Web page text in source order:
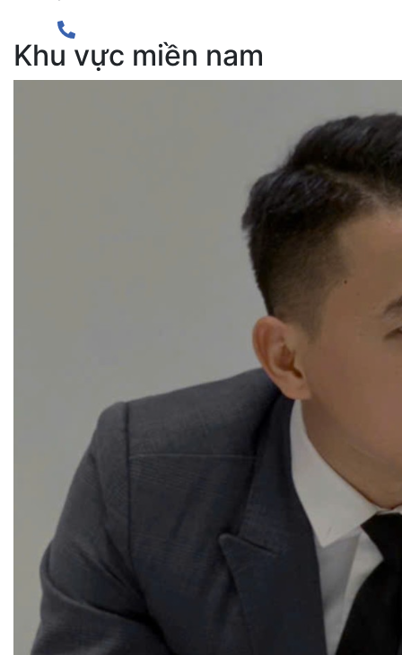
Khu vực miền nam